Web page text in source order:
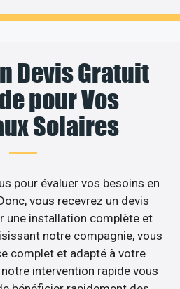
Devis Gratuit
pour Vos
Solaires
pour évaluer vos besoins en
vous recevrez un devis
une installation complète et
notre compagnie, vous
complet et adapté à votre
intervention rapide vous